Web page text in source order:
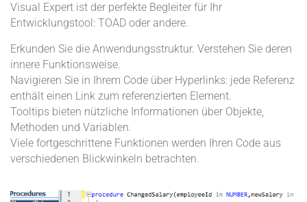
Visual Expert ist der perfekte Begleiter für Ihr
Entwicklungstool: TOAD oder andere.
Erkunden Sie die Anwendungsstruktur. Verstehen Sie deren
innere Funktionsweise.
Navigieren Sie in Ihrem Code über Hyperlinks: jede Referenz
enthält einen Link zum referenzierten Element.
Tooltips bieten nützliche Informationen über Objekte,
Methoden und Variablen.
Viele fortgeschrittene Funktionen werden Ihren Code aus
verschiedenen Blickwinkeln betrachten.